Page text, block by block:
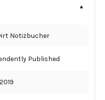
Notizbucher
Published